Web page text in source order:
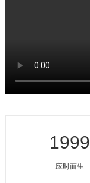
1999
应时而生